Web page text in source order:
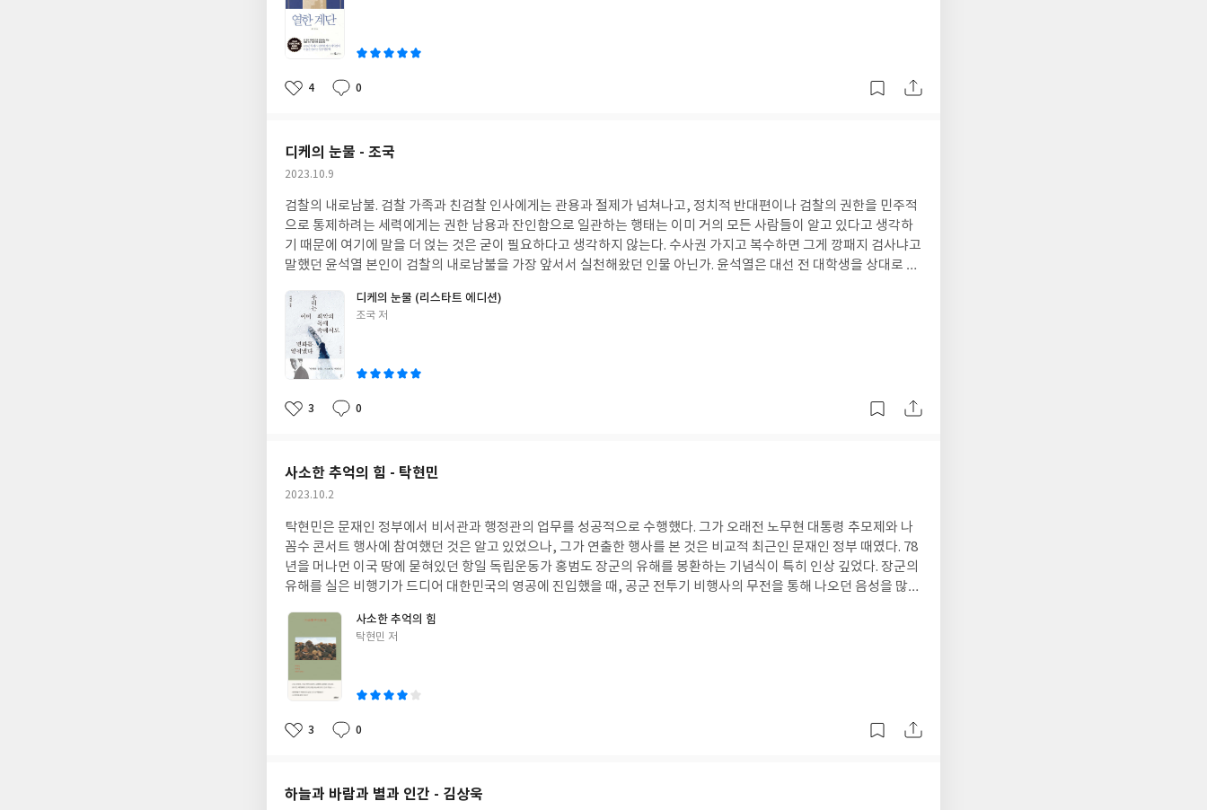
트루먼이 미국의 다음 대통령이 아니었다면, 어쩌면 한국전쟁은 일어나지 않았을지도 모를 일이다. 도올의 <난세일
기>는 윤석열 정부 1년에 즈음하여, 가열차게 윤석열과 그 일당을 비판하는 책이리라 예상했으나 70% 이상은 관계가
없다. 도올은 국제 정세와 역사적 흐름을 넓게 조망하고 현재 윤석열의 이념에 치우친 굴종적 외교를 큰 세계사적 흐름
안에서 비판하고 있다. 나머지는 도올 자신의 어린 시절, 유학 생활, 개인적 인연을 역사적 사건과 문화, 예술 등과 접
목시켜 글 쓰고 있는데, '이런 유구하고 괜찮은 한국이라는 나라를 망치고 있는 윤석열'이라는 식으로 연결하면 어떻
었다. 다이내믹한 토론과 방송의 재미를 위해 의도적으로 위악적인 모습을 보이는 인상이 강했는데, 예를 들자면 경제
적으로는 '신자유주의', 정치적으로는 '보수우파'의 시각을 견지했던 것이 아닌가 생각한다. 물론 어디까지나 다른 패
널들인 깡선생이나 김도인 등의 진보적이고 좌파적인 시각의 대비를 위해 연출한 면이 있을 것이나 채사장의 발언이
탐탁지 않게 생각되었던 것은 사실이다. 채사장의 책을 세 권정도 읽었는데, 책은 좀 달랐다. <시민의 교양>에서 그는
치열한 삶을 사는 우리나라 국민이 왜 행복하지 않은지를 말한다. 남들보다 열심히 공부하고, 세계 최장시간을 일하는
다. 그리고 빈부의 격차를 심화시키고, 과도한 경쟁을 부추기는 신자유주의 경제를 그 주범으로 꼽는다. 방송에서의
그의 발언이 진심인지 아니면 책에서 쓴 글이 그의 생각에 더 가까운지는 알지 못한다. 다만, 이 책 <열한 계단>에서 그
는 철학과 종교, 이념, 문화, 영성성에 걸쳐 다양한 주제에 자신의 생각을 녹여 내는데, 어느 것 하나 가볍거나 얕지는
않다는 생각이 들었다. 그는 정말 다양한 지식을 섭렵한 제네럴리스트의 면모를 책에서 여실히 보여준다. 그리고 뒷부
분은 영성과 죽음, 초월에까지 그의 지식 영역을 확장한다. 저자는 불편한 지식과의 만남을 적극적으로 권고하는데,
나에게는 죽음과 초월, 경계를 다룬 부분이 그랬다. 불편보다는 난해하다고나 할까.
좋
4
댓
0
작
디케의 눈물 - 조국
작
일
2023.10.9
검찰의 내로남불. 검찰 가족과 친검찰 인사에게는 관용과 절제가 넘쳐나고, 정치적 반대편이나 검찰의 권한을 민주적
으로 통제하려는 세력에게는 권한 남용과 잔인함으로 일관하는 행태는 이미 거의 모든 사람들이 알고 있다고 생각하
기 때문에 여기에 말을 더 얹는 것은 굳이 필요하다고 생각하지 않는다. 수사권 가지고 복수하면 그게 깡패지 검사냐고
말했던 윤석열 본인이 검찰의 내로남불을 가장 앞서서 실천해왔던 인물 아닌가. 윤석열은 대선 전 대학생을 상대로 한
동안 재판을 받고 결국 대법원에 가서 무죄를 받았다고 하더라도 여러분의 인생이 절단난다.." 실제로 검찰은 권력의
개가 되어 무고한 시민과 민주화 세력을 감옥에 넣고 괴롭혀왔으며, 검찰의 먼지털이식 수사와 별건수사의 괴롭힘을
견디다 못해 스스로 생을 마감한 사람은 또 얼마란 말인가. 검찰의 권력 남용은 법을 개정해서 막아야 하지만, 강력한
법 제정과 시행은 먼 훗날의 일인 것 같다. 의회에서는 무늬만 야당인 보수적인 국회의장과 소극적인 민주당 의원들,
법 개정을 강력히 저지하는 국힘당으로 인해 시민들의 눈높이에 맞는 법이 빠른 시일 안에 제정되기는 어려운 것이 사
실이다. 그럼에도 불구하고 눈에는 눈, 이에는 이, 검찰의 행태를 그대로 되돌려주고, 온전히 시민에 봉사하는 온순한
로 변호사 시장에 나가면 전관예우를 통해 연 수십억의 수입을 벌어들인다. 그 경로를 머릿속에 넣고 검사 생활을 하다
보니, 대기업에 우호적이며, 고위직에 오르기 위한 상명하복이 당연시되고, 검찰을 개혁하려는 세력에게는 들개 마냥
수사와 기소로 공격을 해대는 것이다. 검사가 돈 되는 직업이 아니게 되면 문제는 간단히 풀린다. 검사가 퇴직 후 변호
사 개업을 하지 못하도록 하면 되는데, 이는 직업 선택의 자유라는 헌법적 가치에 위배될 소지가 있다고 한다. 그렇다
면 유사한 효과를 가져오는 정책을 도입하면 되지 않을까? 검사를 국가 공무원 자격시험으로 바꿔서 변호사와는 완전
히 다른 커리어로 분리시키는 것은 어떨까? 검사를 퇴직하고 변호사가 되려면 다시 매우 어렵게 출제되는 사법시험을
보는 것으로 말이다. 검찰의 헛 기소 남발은 어떻게 막을 수 있을까? 형사사건으로 기소된 피고인은 무죄를 받아도 재
털이, 주변 사람 괴롭히기에 회유 조작까지 동원하면 양심적으로 살아온 평범한 사람에게도 인생을 포기하고 싶을 정
도의 고통이 따른다. 따라서, 검사가 확실한 범죄 사건만을 기소할 수 있도록, 검사의 책임과 부담을 강화해야 한다. 대
법원까지 가서 무죄가 되었을 경우에는 재판에 소요되는 비용, 피고가 부담하는 비용에 따라 어떠한 형태로든 검사 개
인이 책임지도록 하면 될 것이다. 물론, 금전적으로 어렵다면, 근무평정, 인사, 경력 등 무엇이라도 실체적인 불이익을
받도록 해야 한다. 검찰 조직에 대한 충성심으로 권한 남용이 발생한다면, 검찰을 분산시키는 방법도 있다. 지방 검찰
청과 중앙 검찰을 별도의 조직으로 두고, 검사장급은 지역 시민들이 직접 투표하여 뽑는 방식도 좋겠다. 평범한 시민
인 내가 이런 생각까지 하는 것은 검찰이 법을 악용하여 선량한 사람을 괴롭히는 것에 그치지 않고, 우리 공동체의 근
의를 훼손하고 역사를 거꾸로 되돌리는 일이 없도록 모두의 관심과 지혜를 모아야 한다.
디케의 눈물 (리스타트 에디션)
글
조국 저
좋
3
댓
0
작
사소한 추억의 힘 - 탁현민
작
일
2023.10.2
탁현민은 문재인 정부에서 비서관과 행정관의 업무를 성공적으로 수행했다. 그가 오래전 노무현 대통령 추모제와 나
꼼수 콘서트 행사에 참여했던 것은 알고 있었으나, 그가 연출한 행사를 본 것은 비교적 최근인 문재인 정부 때였다. 78
년을 머나먼 이국 땅에 묻혀있던 항일 독립운동가 홍범도 장군의 유해를 봉환하는 기념식이 특히 인상 깊었다. 장군의
유해를 실은 비행기가 드디어 대한민국의 영공에 진입했을 때, 공군 전투기 비행사의 무전을 통해 나오던 음성을 많은
금부터 대한민국 공군이 안전하게 호위하겠습니다. 필승!" 뭔가 가슴 찡한 전율이 느껴졌다. 탁현민 이전에 국가의 공
식 기념행사가 대중에게 관심의 대상이 된 적이 있었는지 기억나지 않는다. 물론, 광복절과 삼일절을 기념하고 순국선
열을 추모하는 마음이야 있겠지만, 국가의 행사라고 하면 따분하고 딱딱한 형식에 치우치던 게 과거의 모습이었다. 반
면 탁현민의 연출은 인간적이고 따뜻한 느낌이 물씬 나는 그런 행사였던 것으로 기억한다. 72주년 광복절 경축식에서
애국지사 오희옥 할머니가 그 시절 곡에 맞춰 애국가를 부르던 모습, 37주년 5.18 광주 민주화 운동 기념식에서 80년
5월 18일에 태어났던 김소형 씨가 그날 돌아가셨던 아버지에게 편지를 낭독하던 모습, 이후 대통령과 따뜻하게 포옹
것 같다. 나는 그것이 탁현민에게 있다고 생각한다. 글이나 그림이나 영화와 마찬가지로 공연 연출도 그러하다. 만드는
사람이 풍부한 감성과 타인과 깊이 공감하는 마음, 가장 마지막까지 이해의 시도를 포기하지 않는 태도, 이러한 것들
사소한 추억의 힘
글
탁현민 저
좋
3
댓
0
작
하늘과 바람과 별과 인간 - 김상욱